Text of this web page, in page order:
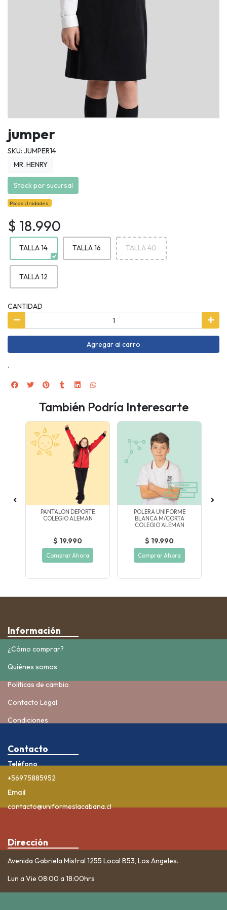
jumper
SKU: JUMPER14
MR. HENRY
Stock por sucursal
Pocas Unidades.
$ 18.990
TALLA 14 TALLA 16 TALLA 40
TALLA 12
CANTIDAD
Agregar al carro
.
También Podría Interesarte
PANTALON DEPORTE
COLEGIO ALEMAN
$ 19.990
Comprar Ahora
POLERA UNIFORME
BLANCA M/CORTA
COLEGIO ALEMAN
$ 19.990
Comprar Ahora
Información
¿Cómo comprar?
Quiénes somos
Políticas de cambio
Contacto Legal
Condiciones
Contacto
Teléfono
+56975885952
Email
contacto@uniformeslacabana.cl
Dirección
Avenida Gabriela Mistral 1255 Local B53, Los Angeles.
Lun a Vie 08:00 a 18:00hrs